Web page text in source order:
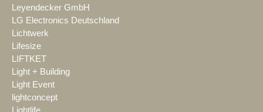
Leyendecker GmbH
LG Electronics Deutschland
Lichtwerk
Lifesize
LIFTKET
Light + Building
Light Event
lightconcept
Lightlife